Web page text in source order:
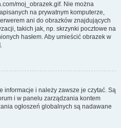
moj_obrazek.gif. Nie można
na prywatnym komputerze,
ani do obrazków znajdujących
takich jak, np. skrzynki pocztowe na
hasłem. Aby umieścić obrazek w
.
informacje i należy zawsze je czytać. Są
i w panelu zarządzania kontem
ogłoszeń globalnych są nadawane